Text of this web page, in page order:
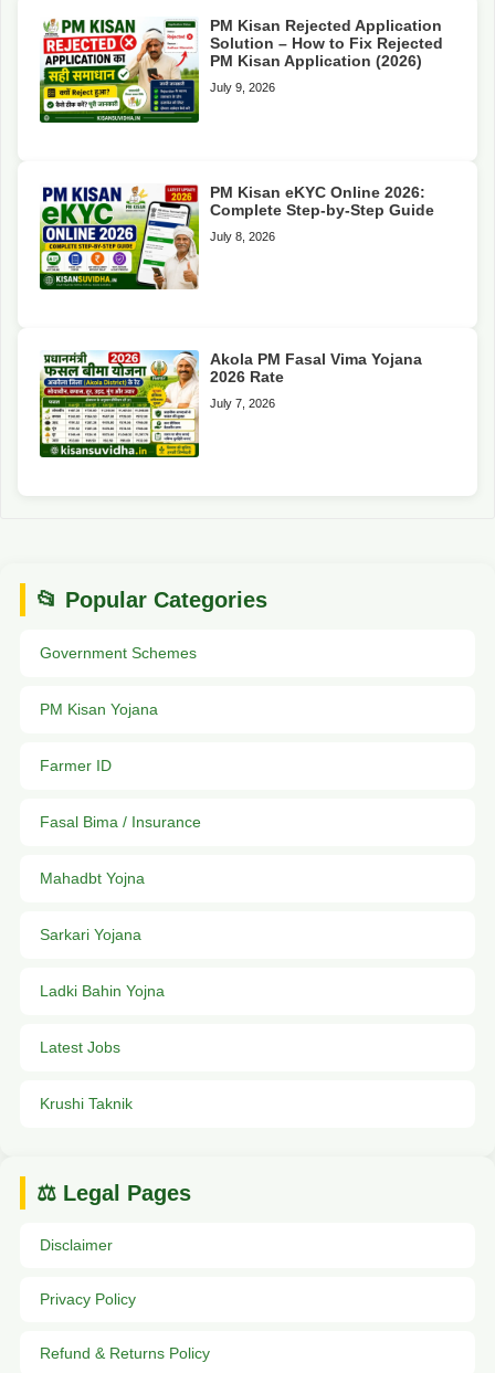
PM Kisan Rejected Application
Solution – How to Fix Rejected
PM Kisan Application (2026)
July 9, 2026
PM Kisan eKYC Online 2026:
Complete Step-by-Step Guide
July 8, 2026
Akola PM Fasal Vima Yojana
2026 Rate
July 7, 2026
📂 Popular Categories
Government Schemes
PM Kisan Yojana
Farmer ID
Fasal Bima / Insurance
Mahadbt Yojna
Sarkari Yojana
Ladki Bahin Yojna
Latest Jobs
Krushi Taknik
⚖️ Legal Pages
Disclaimer
Privacy Policy
Refund & Returns Policy